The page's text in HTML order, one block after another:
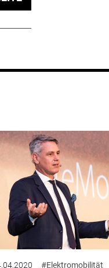
#Elektromobilität